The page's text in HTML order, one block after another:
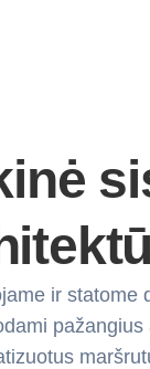
ir statome
pažangius